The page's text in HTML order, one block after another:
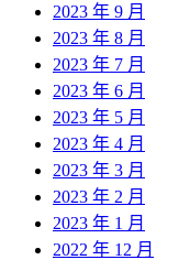
2023 年 9 月
2023 年 8 月
2023 年 7 月
2023 年 6 月
2023 年 5 月
2023 年 4 月
2023 年 3 月
2023 年 2 月
2023 年 1 月
2022 年 12 月